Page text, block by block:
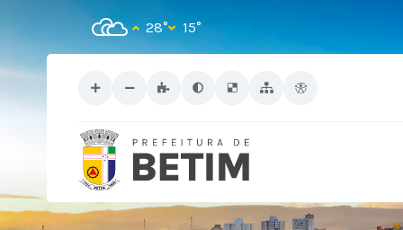
28° 15°